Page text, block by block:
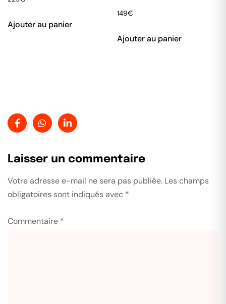
Ajouter au panier
149€
Ajouter au panier
Laisser un commentaire
Votre adresse e-mail ne sera pas publiée. Les champs
obligatoires sont indiqués avec *
Commentaire *